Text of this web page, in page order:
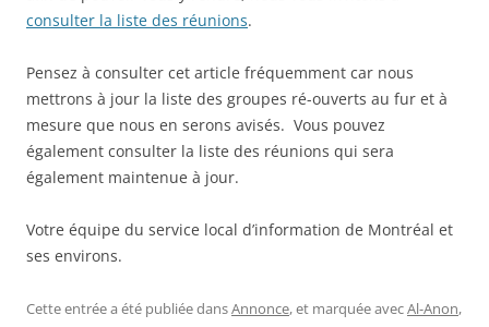
consulter la liste des réunions.
Pensez à consulter cet article fréquemment car nous
mettrons à jour la liste des groupes ré-ouverts au fur et à
mesure que nous en serons avisés. Vous pouvez
également consulter la liste des réunions qui sera
également maintenue à jour.
Votre équipe du service local d’information de Montréal et
ses environs.
Cette entrée a été publiée dansAnnonce, et marquée avecAl-Anon,